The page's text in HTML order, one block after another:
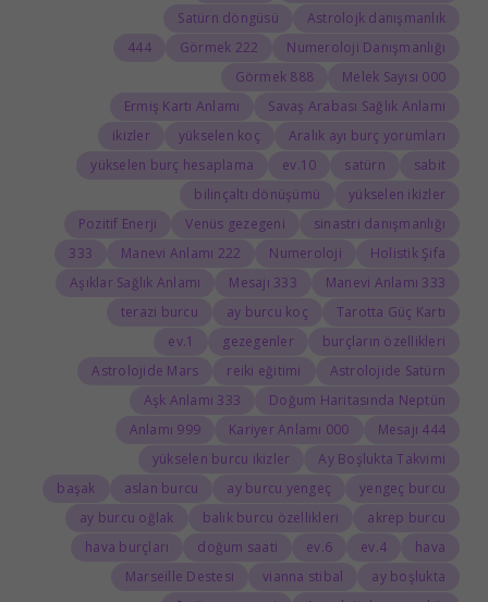
Astrolojk danışmanlık
Satürn döngüsü
Numeroloji Danışmanlığı
222 Görmek
444
000 Melek Sayısı
888 Görmek
Savaş Arabası Sağlık Anlamı
Ermiş Kartı Anlamı
Aralık ayı burç yorumları
yükselen koç
ikizler
sabit
satürn
10.ev
yükselen burç hesaplama
yükselen ikizler
bilinçaltı dönüşümü
sinastri danışmanlığı
Venüs gezegeni
Pozitif Enerji
Holistik Şifa
Numeroloji
222 Manevi Anlamı
333
333 Manevi Anlamı
333 Mesajı
Aşıklar Sağlık Anlamı
Tarotta Güç Kartı
ay burcu koç
terazi burcu
burçların özellikleri
gezegenler
1.ev
Astrolojide Satürn
reiki eğitimi
Astrolojide Mars
Doğum Haritasında Neptün
333 Aşk Anlamı
444 Mesajı
000 Kariyer Anlamı
999 Anlamı
Ay Boşlukta Takvimi
yükselen burcu ikizler
yengeç burcu
ay burcu yengeç
aslan burcu
başak
akrep burcu
balık burcu özellikleri
ay burcu oğlak
hava
4.ev
6.ev
doğum saati
hava burçları
ay boşlukta
vianna stibal
Marseille Destesi